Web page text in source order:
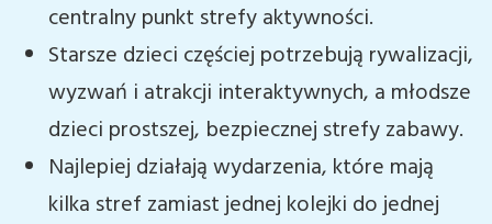
centralny punkt strefy aktywności.
Starsze dzieci częściej potrzebują rywalizacji,
wyzwań i atrakcji interaktywnych, a młodsze
dzieci prostszej, bezpiecznej strefy zabawy.
Najlepiej działają wydarzenia, które mają
kilka stref zamiast jednej kolejki do jednej